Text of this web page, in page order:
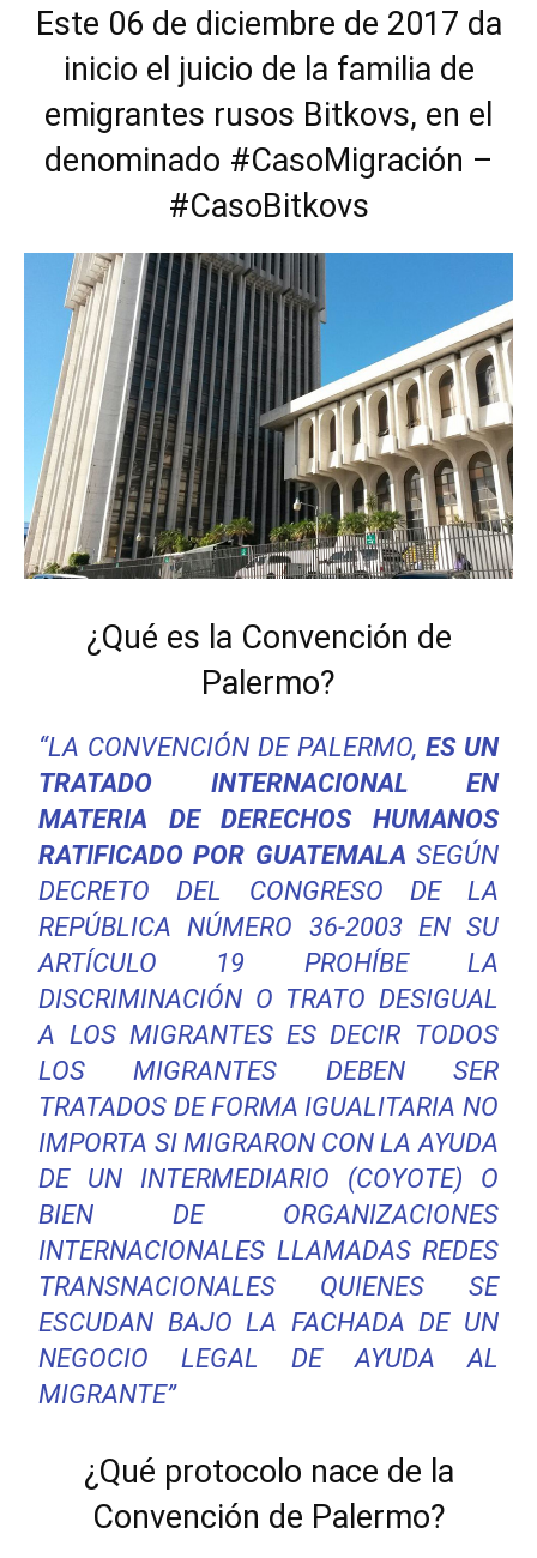
Este 06 de diciembre de 2017 da
inicio el juicio de la familia de
emigrantes rusos Bitkovs, en el
denominado #CasoMigración –
#CasoBitkovs
¿Qué es la Convención de
Palermo?
“LA CONVENCIÓN DE PALERMO, ES UN
TRATADO INTERNACIONAL EN
MATERIA DE DERECHOS HUMANOS
RATIFICADO POR GUATEMALA SEGÚN
DECRETO DEL CONGRESO DE LA
REPÚBLICA NÚMERO 36-2003 EN SU
ARTÍCULO 19 PROHÍBE LA
DISCRIMINACIÓN O TRATO DESIGUAL
A LOS MIGRANTES ES DECIR TODOS
LOS MIGRANTES DEBEN SER
TRATADOS DE FORMA IGUALITARIA NO
IMPORTA SI MIGRARON CON LA AYUDA
DE UN INTERMEDIARIO (COYOTE) O
BIEN DE ORGANIZACIONES
INTERNACIONALES LLAMADAS REDES
TRANSNACIONALES QUIENES SE
ESCUDAN BAJO LA FACHADA DE UN
NEGOCIO LEGAL DE AYUDA AL
MIGRANTE”
¿Qué protocolo nace de la
Convención de Palermo?